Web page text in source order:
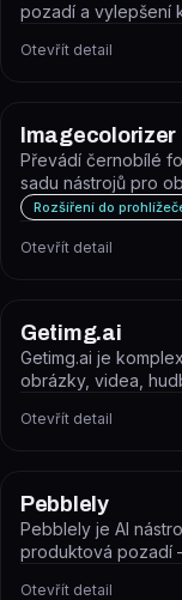
pozadí a vylepšení
Otevřít detail
Imagecolorizer
Převádí černobílé
sadu nástrojů pro
Rozšíření do
Otevřít detail
Getimg.ai
Getimg.ai je
obrázky, videa,
Otevřít detail
Pebblely
Pebblely je AI
produktová pozadí
Otevřít detail